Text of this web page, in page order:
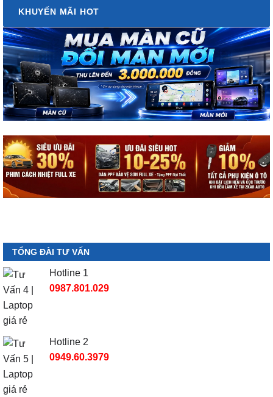
KHUYẾN MÃI HOT
TỔNG ĐÀI TƯ VẤN
Hotline 1
0987.801.029
Hotline 2
0949.60.3979